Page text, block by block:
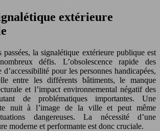
extérieure
passées, la signalétique extérieure publique est
défis. L’obsolescence rapide des
d’accessibilité pour les personnes handicapées,
entre les différents bâtiments, le manque
et l’impact environnemental négatif des
de problématiques importantes. Une
nuit à l’image de la ville et peut même
dangereuses. La nécessité d’une
moderne et performante est donc cruciale.